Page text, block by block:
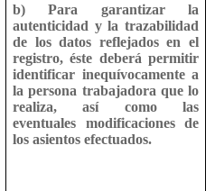
b) Para garantizar la
autenticidad y la trazabilidad
de los datos reflejados en el
registro, éste deberá permitir
identificar inequívocamente a
la persona trabajadora que lo
realiza, así como las
eventuales modificaciones de
los asientos efectuados.